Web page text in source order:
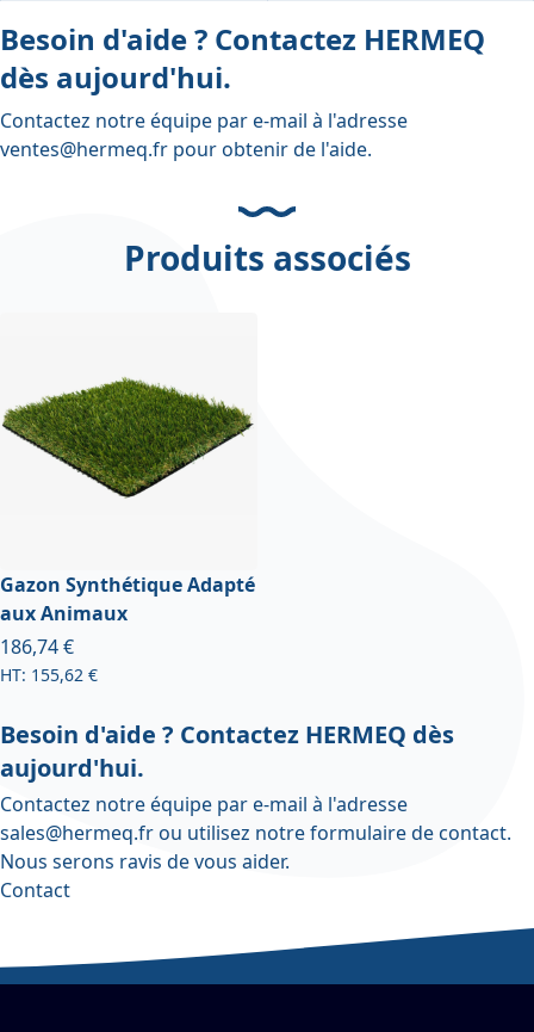
Besoin d'aide ? Contactez HERMEQ
dès aujourd'hui.
Contactez notre équipe par e-mail à l'adresse
ventes@hermeq.fr pour obtenir de l'aide.
Produits associés
Gazon Synthétique Adapté
aux Animaux
À partir de
186,74 €
155,62 €
Besoin d'aide ? Contactez HERMEQ dès
aujourd'hui.
Contactez notre équipe par e-mail à l'adresse
sales@hermeq.frou utilisez notreformulaire de contact.
Nous serons ravis de vous aider.
Contact